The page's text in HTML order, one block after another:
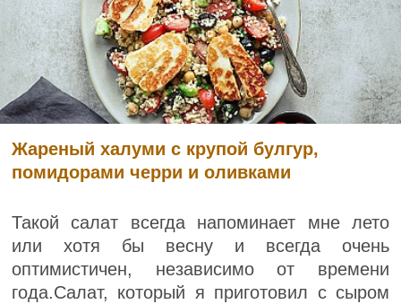
Жареный халуми с крупой булгур,
помидорами черри и оливками
Такой салат всегда напоминает мне лето
или хотя бы весну и всегда очень
оптимистичен, независимо от времени
года.Салат, который я приготовил с сыром